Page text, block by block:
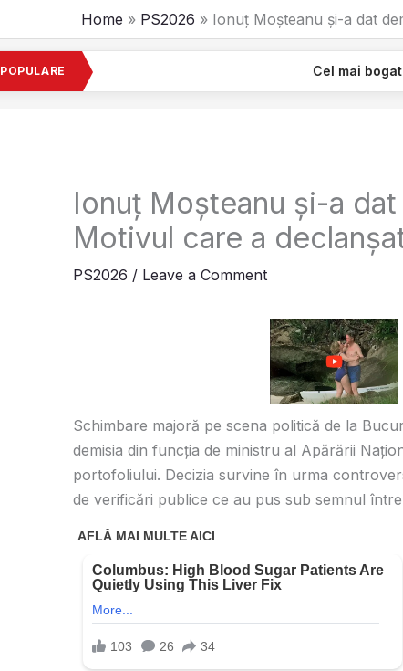
Home PS2026 Ionuț Moșteanu și-a dat
POPULARE Cel mai bogat izvor de
Ionuț Moșteanu și-a
Motivul care a
PS2026 / Leave a Comment
Schimbare majoră pe scena politică de la
demisia din funcția de ministru al Apărării
portofoliului. Decizia survine în urma
de verificări publice ce au pus sub semnul